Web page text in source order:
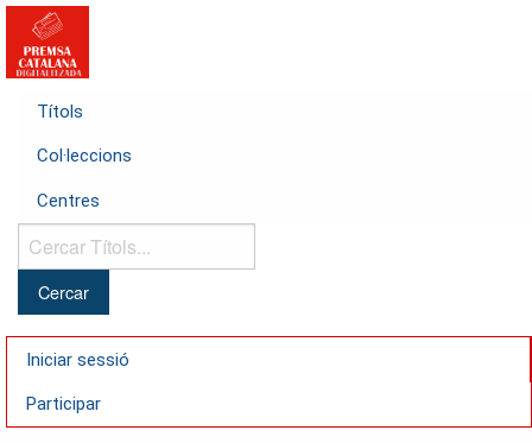
Títols
Col·leccions
Centres
Cercar
Títols...
Iniciar sessió
Participar